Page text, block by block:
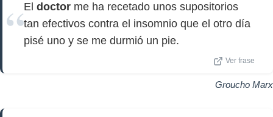
El doctor me ha recetado unos supositorios
tan efectivos contra el insomnio que el otro día
pisé uno y se me durmió un pie.
Ver frase
Groucho Marx